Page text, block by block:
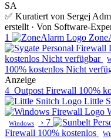
SA
✅ Kuratiert von Sergej
erstellt · Von Software-
1
kostenlos Nicht verfügbar
100% kostenlos Nicht
Anzeige
4 Outpost Firewall 100%
Little
Windows › 7
Firewall 100% kostenlos